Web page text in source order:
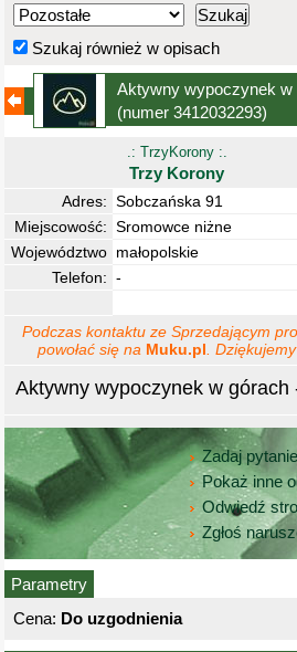
Szukaj również w opisach
Aktywny wypoczynek w
(numer 3412032293)
Aktywny wypoczynek w górach
Zadaj
Pokaż inne
Odwiedź
Zgłoś
Parametry
Cena: Do uzgodnienia
.: TrzyKorony :.
Trzy Korony
Adres: Sobczańska 91
Miejscowość: Sromowce niżne
Województwo małopolskie
Telefon: -
Podczas kontaktu ze Sprzedającym
powołać się na Muku.pl .